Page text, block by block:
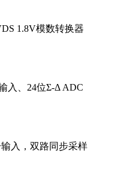
1.8V模数转换器
入、24位Σ-Δ ADC
入，双路同步采样